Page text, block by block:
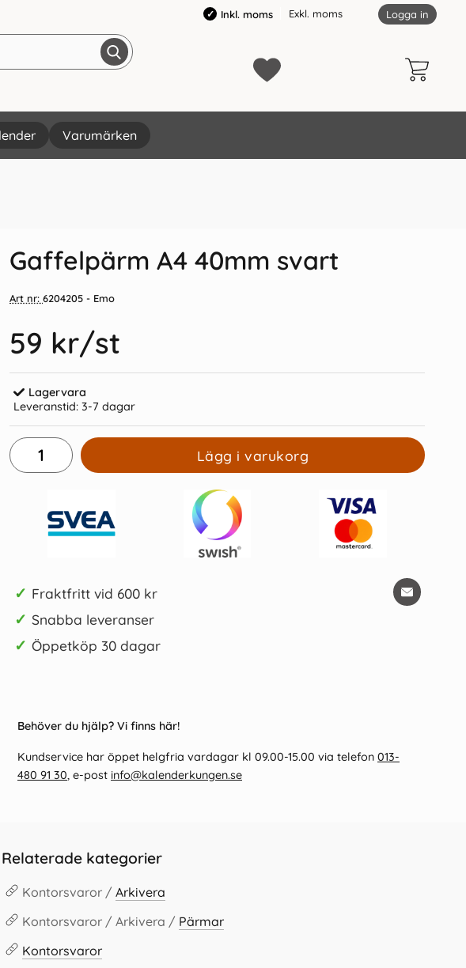
Inkl. moms Exkl. moms Logga in
Varumärken
vit/blå
12 kr/st
Gaffelpärm A4 40mm svart
Art nr: 6204205 - Emo
59 kr/st
Lagervara
Leveranstid: 3-7 dagar
Lägg i varukorg
✓ Fraktfritt vid 600 kr
✓ Snabba leveranser
✓ Öppetköp 30 dagar
Behöver du hjälp? Vi finns här!
Kundservice har öppet helgfria vardagar kl 09.00-15.00 via telefon 013-
480 91 30, e-post info@kalenderkungen.se
Relaterade kategorier
Kontorsvaror / Arkivera
Kontorsvaror / Arkivera / Pärmar
Kontorsvaror